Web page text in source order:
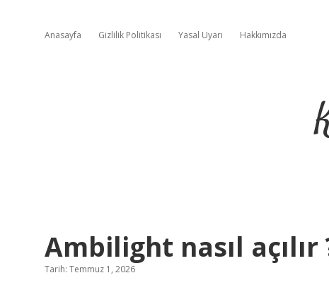
Anasayfa Gizlilik Politikası Yasal Uyarı Hakkımızda
Ambilight nasıl açılır
Tarih: Temmuz 1, 2026